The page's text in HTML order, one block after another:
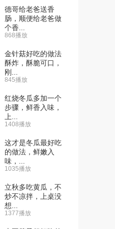
德哥给老爸送香
肠，顺便给老爸做
个香...
868播放
金针菇好吃的做法
酥炸，酥脆可口，
刚...
845播放
红烧冬瓜多加一个
步骤，鲜香入味，
上...
1408播放
这才是冬瓜最好吃
的做法，鲜嫩入
味，...
1035播放
立秋多吃黄瓜，不
炒不凉拌，上桌没
想...
1377播放